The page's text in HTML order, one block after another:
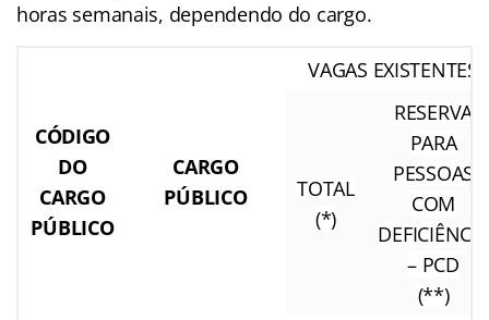
horas semanais, dependendo do cargo.
CÓDIGO
DO
CARGO
PÚBLICO
CARGO
PÚBLICO
VAGAS EXISTENTES
TOTAL
(*)
RESERVA
PARA
PESSOAS
COM
DEFICIÊNCIA
– PCD
(**)